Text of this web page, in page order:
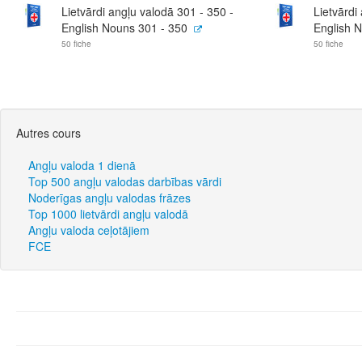
Lietvārdi angļu valodā 301 - 350 -
English Nouns 301 - 350
50 fiche
Lietvārdi
English
50 fiche
Autres cours
Angļu valoda 1 dienā
Top 500 angļu valodas darbības vārdi
Noderīgas angļu valodas frāzes
Top 1000 lietvārdi angļu valodā
Angļu valoda ceļotājiem
FCE